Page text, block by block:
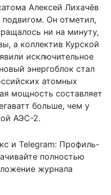
Алексей Лихачёв
подвигом. Он отметил,
ни на минуту,
а коллектив Курской
исключительное
энергоблок стал
атомных
мощность составляет
больше, чем у
АЭС-2.
и Telegram: Профиль-
полностью
журнала